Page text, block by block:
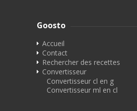
Goosto
Accueil
Contact
Rechercher des recettes
Convertisseur
Convertisseur cl en g
Convertisseur ml en cl